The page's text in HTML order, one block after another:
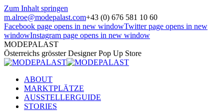
Zum Inhalt springen
m.alroe@modepalast.com+43 (0) 676 581 10 60
Facebook page opens in new windowTwitter page opens in new
windowInstagram page opens in new window
MODEPALAST
Österreichs grösster Designer Pop Up Store
ABOUT
MARKTPLÄTZE
AUSSTELLERGUIDE
STORIES